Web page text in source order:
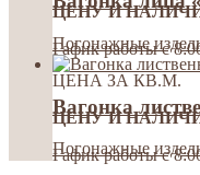
ЦЕНУ И НАЛИЧИЕ
Гафик работы с
Погонажные
ЦЕНА ЗА КВ.М.
ЦЕНУ И НАЛИЧИЕ
Гафик работы с
Вагонка
Погонажные